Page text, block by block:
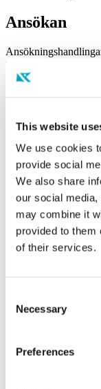
This website
We use cookies
provide social
We also share
our social
may combine it
provided to them
of their services.
Selection
Necessary
Preferences
Ansökan
till
handlingar. Under
fotomontage och
För frågor som rör
Staffan Svanberg:
alt.
Sveriges
Samhället står inför
av det globala
eller gas, vilket idag
begränsas så ökar
samtidigt som
Vi har i Sverige